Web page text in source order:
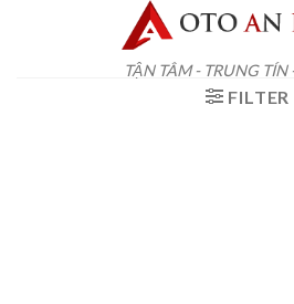
TẬN TÂM - TRUNG TÍN
FILTER